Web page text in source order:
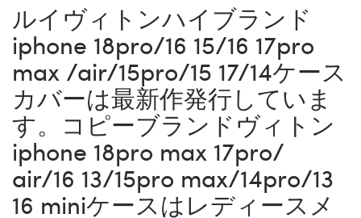
ルイヴィトンハイブランド
iphone 18pro/16 15/16 17pro
max /air/15pro/15 17/14ケース
カバーは最新作発行していま
す。コピーブランドヴィトン
iphone 18pro max 17pro/
air/16 13/15pro max/14pro/13
16 miniケースはレディースメ